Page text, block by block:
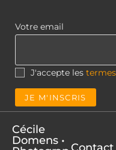
Votre email
J'accepte les
Cécile
Domens •